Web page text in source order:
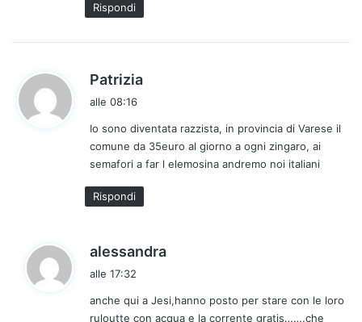
Rispondi
Patrizia
e
t
t
o
:
alle 08:16
Io sono diventata razzista, in provincia di Varese il
comune da 35euro al giorno a ogni zingaro, ai
semafori a far l elemosina andremo noi italiani
Rispondi
alessandra
e
alle 17:32
anche qui a Jesi,hanno posto per stare con le loro
ruloutte con acqua e la corrente gratis…….che